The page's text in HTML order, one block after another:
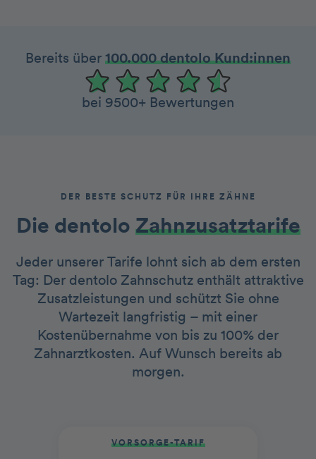
Bereits über 100.000 dentolo Kund:innen
bei 9500+ Bewertungen
DER BESTE SCHUTZ FÜR IHRE ZÄHNE
Die dentolo­­ Zah nzusatztarife
Jeder unserer Tarife lohnt sich ab dem ersten
Tag: Der dentolo Zahnschutz enthält attraktive
Zusatzleistungen und schützt Sie ohne
Wartezeit langfristig – mit einer
Kostenübernahme von bis zu 100% der
Zahnarztkosten. Auf Wunsch bereits ab
morgen.
VORSORGE-TARIF